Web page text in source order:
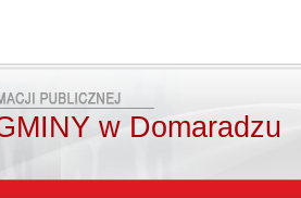
w Domaradzu